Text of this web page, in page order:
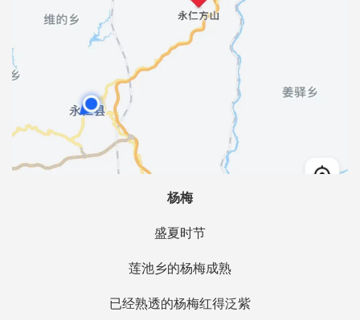
杨梅
盛夏时节
莲池乡的杨梅成熟
已经熟透的杨梅红得泛紫